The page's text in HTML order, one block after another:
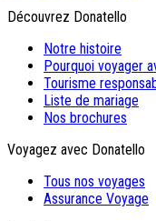
Découvrez Donatello
Notre histoire
Pourquoi voyager
Tourisme
Liste de mariage
Nos brochures
Voyagez avec Donatello
Tous nos voyages
Assurance Voyage